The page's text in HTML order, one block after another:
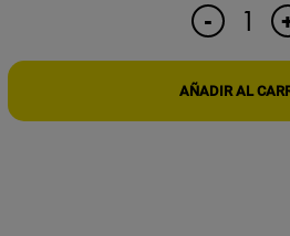
-
ESPÍA
EN
AÑADIR AL